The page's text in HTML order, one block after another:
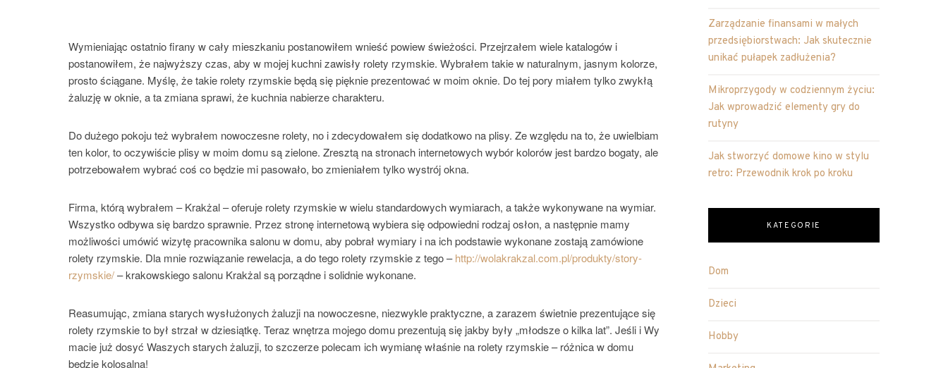
Wymieniając ostatnio firany w cały mieszkaniu postanowiłem wnieść powiew świeżości. Przejrzałem wiele katalogów i
postanowiłem, że najwyższy czas, aby w mojej kuchni zawisły rolety rzymskie. Wybrałem takie w naturalnym, jasnym kolorze,
prosto ściągane. Myślę, że takie rolety rzymskie będą się pięknie prezentować w moim oknie. Do tej pory miałem tylko zwykłą
żaluzję w oknie, a ta zmiana sprawi, że kuchnia nabierze charakteru.
Do dużego pokoju też wybrałem nowoczesne rolety, no i zdecydowałem się dodatkowo na plisy. Ze względu na to, że uwielbiam
ten kolor, to oczywiście plisy w moim domu są zielone. Zresztą na stronach internetowych wybór kolorów jest bardzo bogaty, ale
potrzebowałem wybrać coś co będzie mi pasowało, bo zmieniałem tylko wystrój okna.
Firma, którą wybrałem – Krakżal – oferuje rolety rzymskie w wielu standardowych wymiarach, a także wykonywane na wymiar.
Wszystko odbywa się bardzo sprawnie. Przez stronę internetową wybiera się odpowiedni rodzaj osłon, a następnie mamy
możliwości umówić wizytę pracownika salonu w domu, aby pobrał wymiary i na ich podstawie wykonane zostają zamówione
rolety rzymskie. Dla mnie rozwiązanie rewelacja, a do tego rolety rzymskie z tego –http://wolakrakzal.com.pl/produkty/story-
rzymskie/– krakowskiego salonu Krakżal są porządne i solidnie wykonane.
Reasumując, zmiana starych wysłużonych żaluzji na nowoczesne, niezwykle praktyczne, a zarazem świetnie prezentujące się
rolety rzymskie to był strzał w dziesiątkę. Teraz wnętrza mojego domu prezentują się jakby były „młodsze o kilka lat”. Jeśli i Wy
macie już dosyć Waszych starych żaluzji, to szczerze polecam ich wymianę właśnie na rolety rzymskie – różnica w domu
będzie kolosalna!
Zarządzanie finansami w małych
przedsiębiorstwach: Jak skutecznie
unikać pułapek zadłużenia?
Mikroprzygody w codziennym życiu:
Jak wprowadzić elementy gry do
rutyny
Jak stworzyć domowe kino w stylu
retro: Przewodnik krok po kroku
KATEGORIE
Dom
Dzieci
Hobby